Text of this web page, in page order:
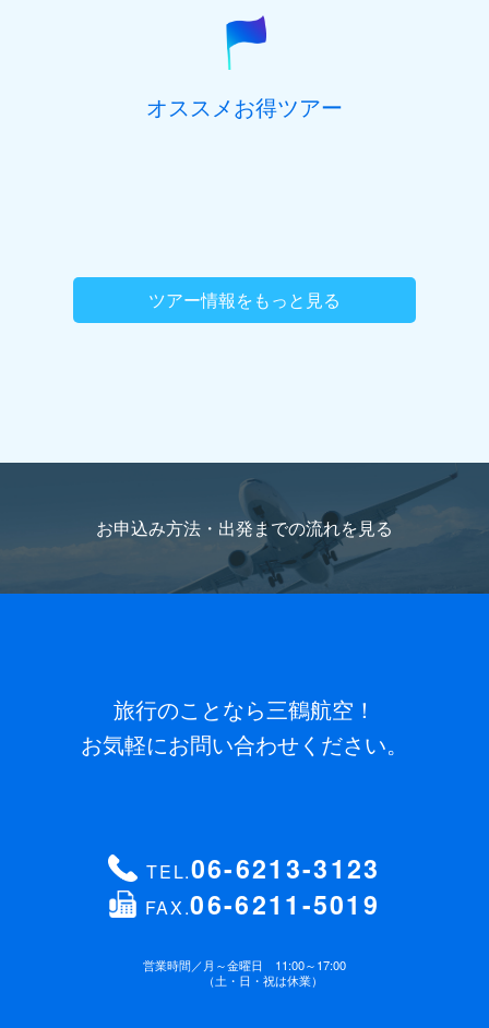
オススメお得ツアー
ツアー情報をもっと見る
お申込み方法・出発までの流れを見る
旅行のことなら三鶴航空！
お気軽にお問い合わせください。
TEL.06-6213-3123
FAX.06-6211-5019
営業時間／月～金曜日 11:00～17:00
（土・日・祝は休業）